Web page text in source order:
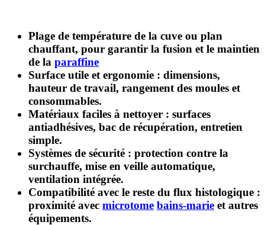
Plage de température de la cuve ou plan
chauffant, pour garantir la fusion et le maintien
de la paraffine
Surface utile et ergonomie : dimensions,
hauteur de travail, rangement des moules et
consommables.
Matériaux faciles à nettoyer : surfaces
antiadhésives, bac de récupération, entretien
simple.
Systèmes de sécurité : protection contre la
surchauffe, mise en veille automatique,
ventilation intégrée.
Compatibilité avec le reste du flux histologique :
proximité avec microtome bains-marie et autres
équipements.